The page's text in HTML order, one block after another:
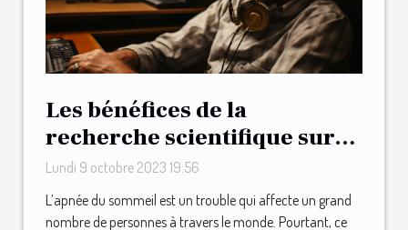
Les bénéfices de la
recherche scientifique sur
l'apnée du sommeil
Lundi 9 octobre 2023 19:56
L’apnée du sommeil est un trouble qui affecte un grand
nombre de personnes à travers le monde. Pourtant, ce